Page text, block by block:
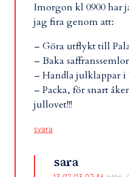
Imorgon kl 0900 har
jag fira genom att:
– Göra utflykt till
– Baka saffranssemlor
– Handla julklappar i
– Packa, för snart
jullovet!!!
svara
sara